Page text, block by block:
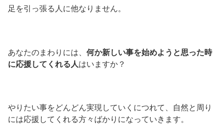
足を引っ張る人に他なりません。
あなたのまわりには、 何か新しい事を始めようと思った時
に応援してくれる人はいますか？
やりたい事をどんどん実現していくにつれて、自然と周り
には応援してくれる方々ばかりになっていきます。